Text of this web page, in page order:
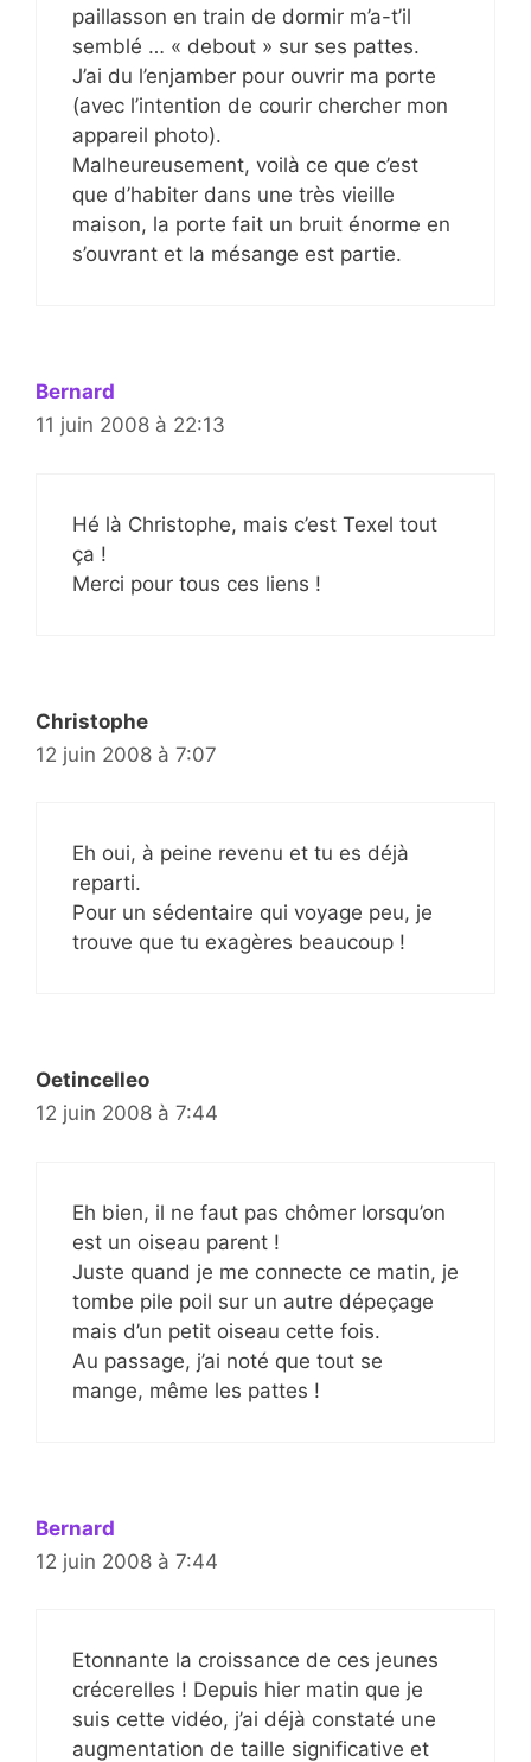
paillasson en train de dormir m’a-t’il
semblé … « debout » sur ses pattes.
J’ai du l’enjamber pour ouvrir ma porte
(avec l’intention de courir chercher mon
appareil photo).
Malheureusement, voilà ce que c’est
que d’habiter dans une très vieille
maison, la porte fait un bruit énorme en
s’ouvrant et la mésange est partie.
Bernard
11 juin 2008 à 22:13
Hé là Christophe, mais c’est Texel tout
ça !
Merci pour tous ces liens !
Christophe
12 juin 2008 à 7:07
Eh oui, à peine revenu et tu es déjà
reparti.
Pour un sédentaire qui voyage peu, je
trouve que tu exagères beaucoup !
Oetincelleo
12 juin 2008 à 7:44
Eh bien, il ne faut pas chômer lorsqu’on
est un oiseau parent !
Juste quand je me connecte ce matin, je
tombe pile poil sur un autre dépeçage
mais d’un petit oiseau cette fois.
Au passage, j’ai noté que tout se
mange, même les pattes !
Bernard
12 juin 2008 à 7:44
Etonnante la croissance de ces jeunes
crécerelles ! Depuis hier matin que je
suis cette vidéo, j’ai déjà constaté une
augmentation de taille significative et